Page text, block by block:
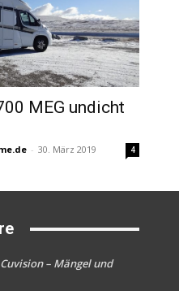
MEG undicht
- 30. März 2019 4
Cuvision – Mängel und